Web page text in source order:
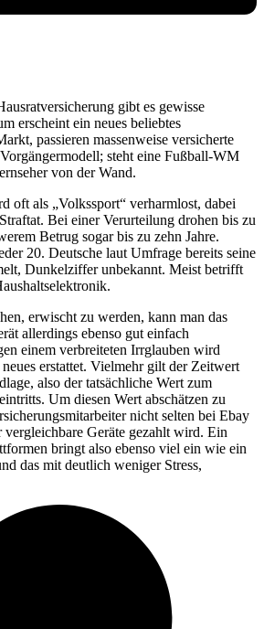
gibt es gewisse
erscheint ein neues beliebtes
passieren massenweise versicherte
steht eine Fußball-WM
von der Wand.
oft als „Volkssport“ verharmlost, dabei
Bei einer Verurteilung drohen bis zu
Betrug sogar bis zu zehn Jahre.
20. Deutsche laut Umfrage bereits seine
Dunkelziffer unbekannt. Meist betrifft
erwischt zu werden, kann man das
allerdings ebenso gut einfach
einem verbreiteten Irrglauben wird
erstattet. Vielmehr gilt der Zeitwert
also der tatsächliche Wert zum
Um diesen Wert abschätzen zu
nicht selten bei Ebay
Geräte gezahlt wird. Ein
bringt also ebenso viel ein wie ein
das mit deutlich weniger Stress,